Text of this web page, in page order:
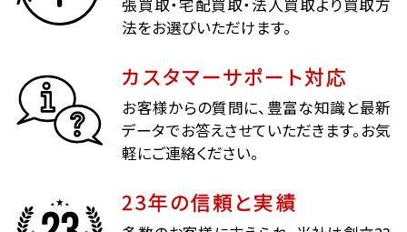
張買取・宅配買取・法人買取より買取方
法をお選びいただけます。
カスタマーサポート対応
お客様からの質問に、豊富な知識と最新
データでお答えさせていただきます。お気
軽にご連絡ください。
23年の信頼と実績